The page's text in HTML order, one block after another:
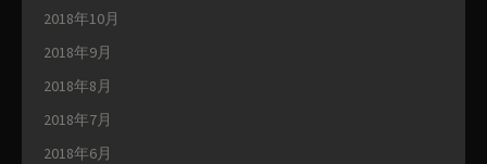
2018年10月
2018年9月
2018年8月
2018年7月
2018年6月